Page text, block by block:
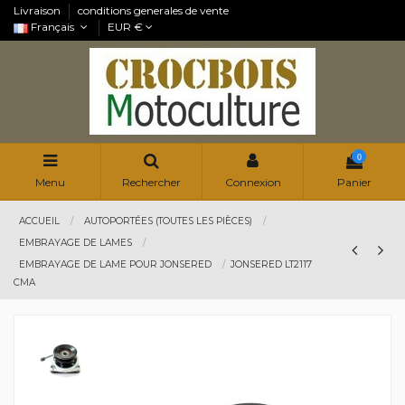
Livraison
conditions generales de vente
Français
EUR €
Menu Rechercher Connexion
0
Panier
ACCUEIL
AUTOPORTÉES (TOUTES LES PIÈCES)
EMBRAYAGE DE LAMES
EMBRAYAGE DE LAME POUR JONSERED
JONSERED LT2117
CMA